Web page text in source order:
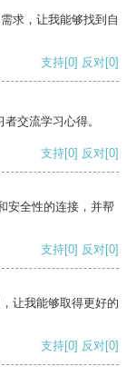
求，让我能够找到自
支持[0] 反对[0]
交流学习心得。
支持[0] 反对[0]
安全性的连接，并帮
支持[0] 反对[0]
让我能够取得更好的
支持[0] 反对[0]